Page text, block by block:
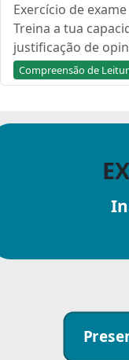
Exercício de
Treina a tua
justificação de
Compreensão de